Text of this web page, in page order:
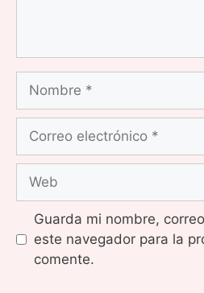
Nombre
Correo
Web
Guarda mi nombre,
este navegador para la
comente.